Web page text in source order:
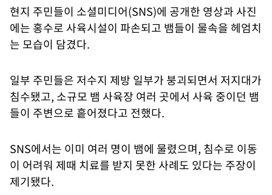
현지 주민들이 소셜미디어(SNS)에 공개한 영상과 사진
에는 홍수로 사육시설이 파손되고 뱀들이 물속을 헤엄치
는 모습이 담겼다.
일부 주민들은 저수지 제방 일부가 붕괴되면서 저지대가
침수됐고, 소규모 뱀 사육장 여러 곳에서 사육 중이던 뱀
들이 주변으로 흩어졌다고 전했다.
SNS에서는 이미 여러 명이 뱀에 물렸으며, 침수로 이동
이 어려워 제때 치료를 받지 못한 사례도 있다는 주장이
제기됐다.